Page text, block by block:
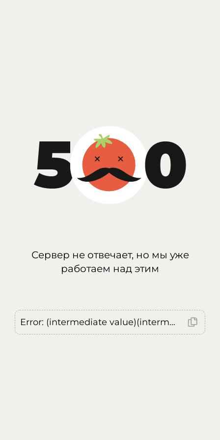
Сервер не отвечает, но мы уже
работаем над этим
Error: (intermediate value)(intermediate value)(intermediate value).replaceAll is not a function